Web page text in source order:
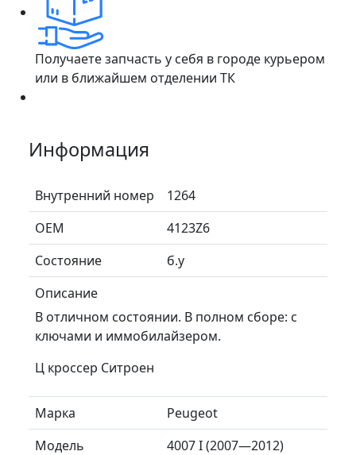
Получаете запчасть у себя в городе курьером
или в ближайшем отделении ТК
Информация
Внутренний номер
1264
ОЕМ
4123Z6
Состояние
б.у
Описание
В отличном состоянии. В полном сборе: с
ключами и иммобилайзером.
Ц кроссер Ситроен
Марка
Peugeot
Модель
4007 I (2007—2012)